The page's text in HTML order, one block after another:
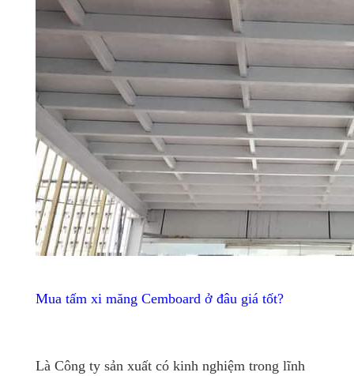
Mua tấm xi măng Cemboard ở đâu giá tốt?
Là Công ty sản xuất có kinh nghiệm trong lĩnh